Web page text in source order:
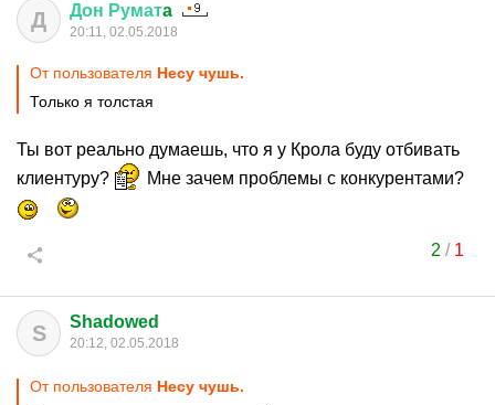
Д Дон Руматa
20:11, 02.05.2018
От пользователя Несу чушь.
Только я толстая
Ты вот реально думаешь, что я у Крола буду отбивать
клиентуру?
Мне зачем проблемы с конкурентами?
2 / 1
S Shadowed
20:12, 02.05.2018
От пользователя Несу чушь.